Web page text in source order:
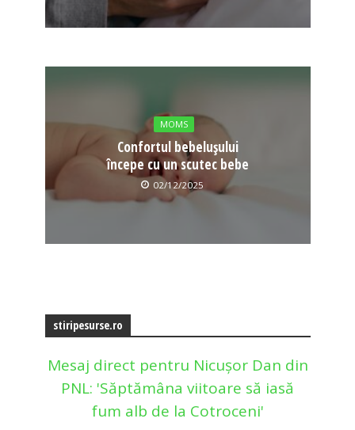
MOMS
Confortul bebelușului
începe cu un scutec bebe
02/12/2025
stiripesurse.ro
Mesaj direct pentru Nicușor Dan din
PNL: 'Săptămâna viitoare să iasă
fum alb de la Cotroceni'